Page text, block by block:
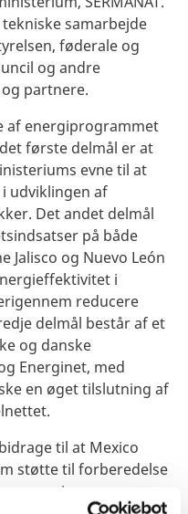
samarbejde
føderale og
og andre
partnere.
af energiprogrammet
første delmål er at
evne til at
udviklingen af
Det andet delmål
på både
Jalisco og Nuevo León
i
reducere
delmål består af et
og danske
Energinet, med
en øget tilslutning af
til at Mexico
støtte til forberedelse
energi- og